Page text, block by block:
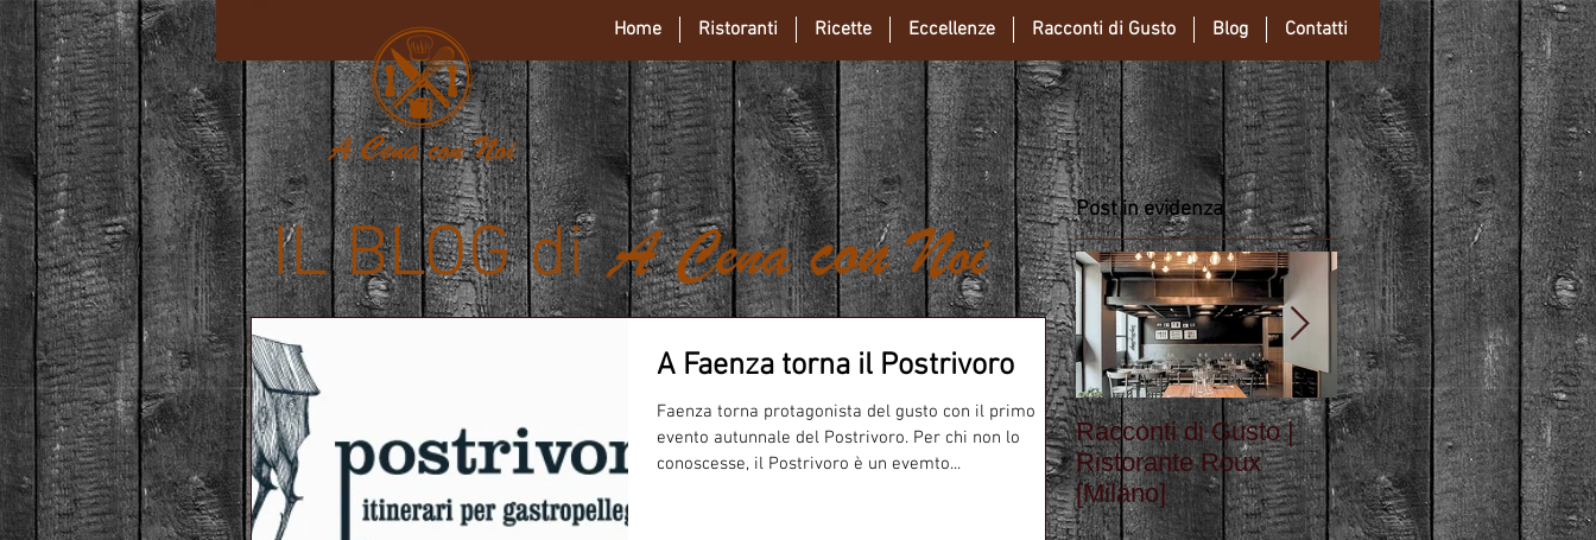
Home Ristoranti Ricette Eccellenze Racconti di Gusto Blog Contatti
A Faenza torna il Postrivoro
Faenza torna protagonista del gusto con il primo
evento autunnale del Postrivoro. Per chi non lo
conoscesse, il Postrivoro è un evemto...
Post in evidenza
Racconti di Gusto |
Ristorante Roux
[Milano]
Antica Osteria Via
Gluck, alla scoperta
del vero sapore
dell'osteria di Milano
IL BLOG di